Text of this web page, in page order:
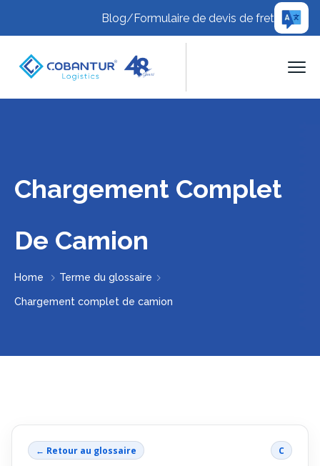
Blog/Formulaire de devis de fret
Chargement Complet
De Camion
Home Terme du glossaire
Chargement complet de camion
← Retour au glossaire C